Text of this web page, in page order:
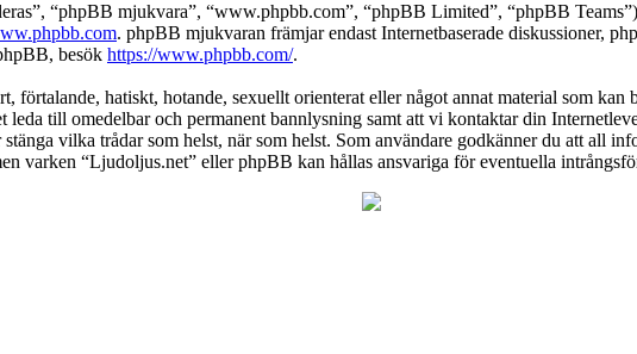
“phpBB mjukvara”, “www.phpbb.com”, “phpBB Limited”, “phpBB
. phpBB mjukvaran främjar endast Internetbaserade diskussioner,
besök https://www.phpbb.com/.
förtalande, hatiskt, hotande, sexuellt orienterat eller något annat material som
till omedelbar och permanent bannlysning samt att vi kontaktar din
vilka trådar som helst, när som helst. Som användare godkänner du att all
varken “Ljudoljus.net” eller phpBB kan hållas ansvariga för eventuella